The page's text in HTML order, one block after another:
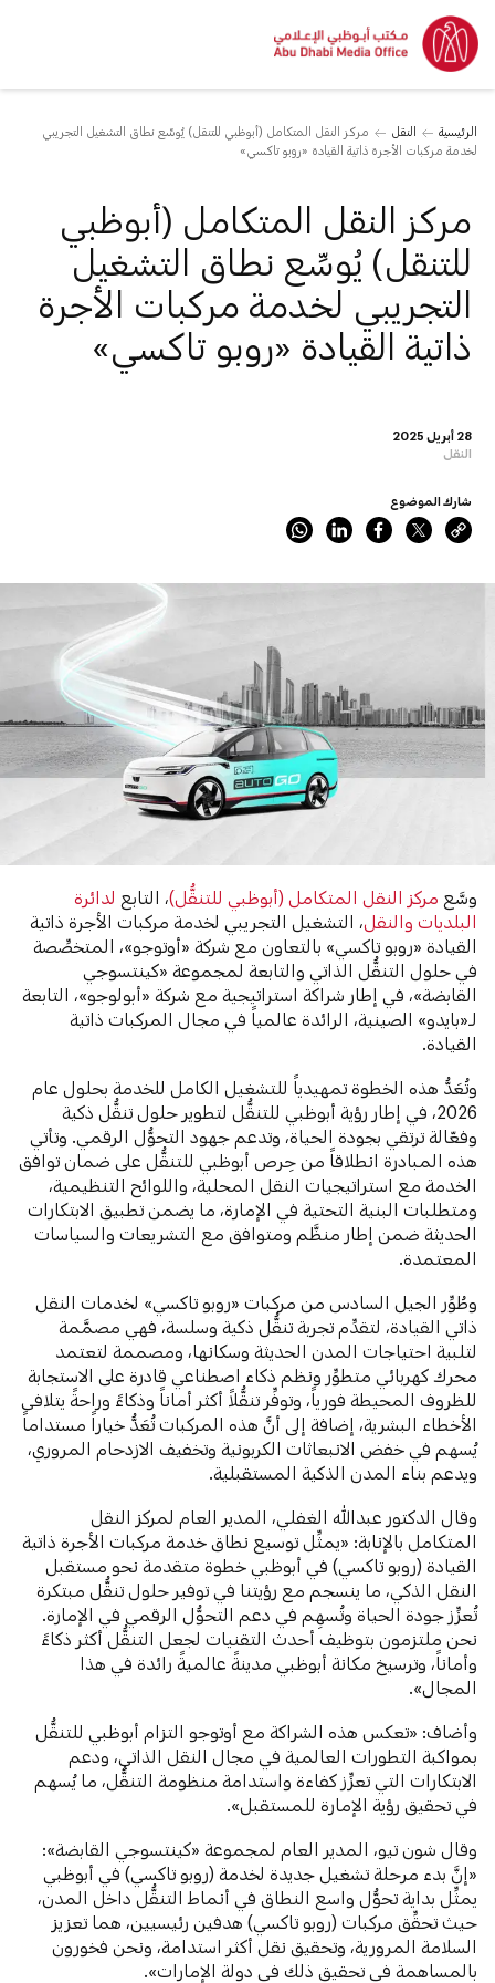
الرئيسية النقل
مركز النقل المتكامل (أبوظبي للتنقل) يُوسِّع نطاق التشغيل التجريبي
لخدمة مركبات الأجرة ذاتية القيادة «روبو تاكسي»
28 أبريل 2025
النقل
مركز النقل المتكامل (أبوظبي
للتنقل) يُوسِّع نطاق التشغيل
التجريبي لخدمة مركبات الأجرة
ذاتية القيادة «روبو تاكسي»
شارك الموضوع
وسَّع مركز النقل المتكامل (أبوظبي للتنقُّل)، التابع لدائرة
البلديات والنقل ، التشغيل التجريبي لخدمة مركبات الأجرة ذاتية
القيادة «روبو تاكسي» بالتعاون مع شركة «أوتوجو»، المتخصِّصة
في حلول التنقُّل الذاتي والتابعة لمجموعة «كينتسوجي
القابضة»، في إطار شراكة استراتيجية مع شركة «أبولوجو»، التابعة
لـ«بايدو» الصينية، الرائدة عالمياً في مجال المركبات ذاتية
القيادة.
وتُعَدُّ هذه الخطوة تمهيدياً للتشغيل الكامل للخدمة بحلول عام
2026، في إطار رؤية أبوظبي للتنقُّل لتطوير حلول تنقُّل ذكية
وفعّالة ترتقي بجودة الحياة، وتدعم جهود التحوُّل الرقمي. وتأتي
هذه المبادرة انطلاقاً من حِرص أبوظبي للتنقُّل على ضمان توافق
الخدمة مع استراتيجيات النقل المحلية، واللوائح التنظيمية،
ومتطلبات البنية التحتية في الإمارة، ما يضمن تطبيق الابتكارات
الحديثة ضمن إطار منظَّم ومتوافق مع التشريعات والسياسات
المعتمدة.
وطُوِّر الجيل السادس من مركبات «روبو تاكسي» لخدمات النقل
ذاتي القيادة، لتقدِّم تجربة تنقُّل ذكية وسلسة، فهي مصمَّمة
لتلبية احتياجات المدن الحديثة وسكانها، ومصممة لتعتمد
محرك كهربائي متطوِّر ونظم ذكاء اصطناعي قادرة على الاستجابة
للظروف المحيطة فورياً، وتوفِّر تنقُّلاً أكثر أماناً وذكاءً وراحةً يتلافى
الأخطاء البشرية، إضافة إلى أنَّ هذه المركبات تُعَدُّ خياراً مستداماً
يُسهم في خفض الانبعاثات الكربونية وتخفيف الازدحام المروري،
ويدعم بناء المدن الذكية المستقبلية.
وقال الدكتور عبدالله الغفلي، المدير العام لمركز النقل
المتكامل بالإنابة: «يمثِّل توسيع نطاق خدمة مركبات الأجرة ذاتية
القيادة (روبو تاكسي) في أبوظبي خطوة متقدمة نحو مستقبل
النقل الذكي، ما ينسجم مع رؤيتنا في توفير حلول تنقُّل مبتكرة
تُعزِّز جودة الحياة وتُسهِم في دعم التحوُّل الرقمي في الإمارة.
نحن ملتزمون بتوظيف أحدث التقنيات لجعل التنقُّل أكثر ذكاءً
وأماناً، وترسيخ مكانة أبوظبي مدينةً عالميةً رائدة في هذا
المجال».
وأضاف: «تعكس هذه الشراكة مع أوتوجو التزام أبوظبي للتنقُّل
بمواكبة التطورات العالمية في مجال النقل الذاتي، ودعم
الابتكارات التي تعزِّز كفاءة واستدامة منظومة التنقُّل، ما يُسهم
في تحقيق رؤية الإمارة للمستقبل».
وقال شون تيو، المدير العام لمجموعة «كينتسوجي القابضة»:
«إنَّ بدء مرحلة تشغيل جديدة لخدمة (روبو تاكسي) في أبوظبي
يمثِّل بداية تحوُّل واسع النطاق في أنماط التنقُّل داخل المدن،
حيث تحقِّق مركبات (روبو تاكسي) هدفين رئيسيين، هما تعزيز
السلامة المرورية، وتحقيق نقل أكثر استدامة، ونحن فخورون
بالمساهمة في تحقيق ذلك في دولة الإمارات».